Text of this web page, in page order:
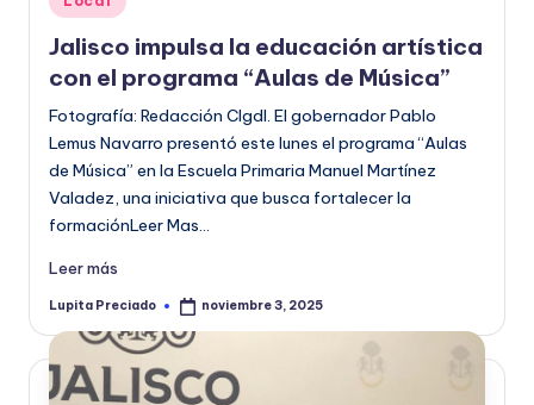
o
r
m
a
ti
v
a
en
Jalisco impulsa la educación artística
con el programa “Aulas de Música”
Fotografía: Redacción CIgdl. El gobernador Pablo
Lemus Navarro presentó este lunes el programa “Aulas
de Música” en la Escuela Primaria Manuel Martínez
Valadez, una iniciativa que busca fortalecer la
formaciónLeer Mas…
Leer más
Publicado
Lupita Preciado noviembre 3, 2025